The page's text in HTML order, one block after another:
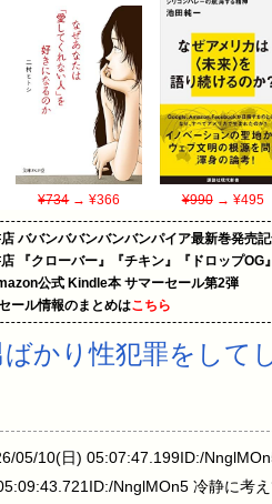
¥734→ ¥366 ¥990→ ¥495
ババンババンバンバンパイア最新巻発売記
『クローバー』『チキン』『ドロップOG
公式 Kindle本 サマーセール第2弾
ール情報のまとめはこちら
ばかり性犯罪をし
05/10(日) 05:07:47.199ID:/
NnglMOn5 冷静に考